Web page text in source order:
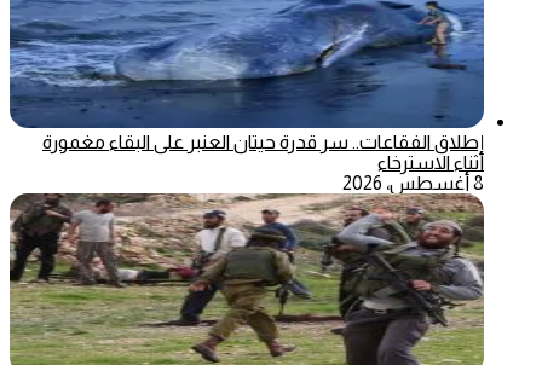
إطلاق الفقاعات.. سر قدرة حيتان العنبر على البقاء مغمورة
أثناء الاسترخاء
8 أغسطس، 2026